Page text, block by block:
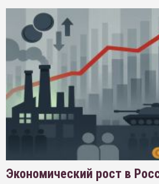
Экономический рост в